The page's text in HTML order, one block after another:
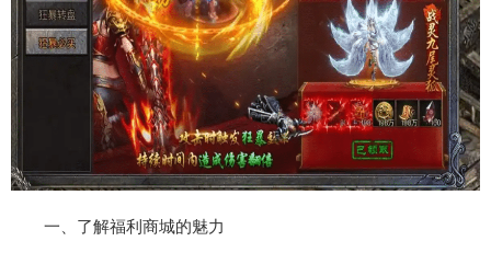
一、了解福利商城的魅力